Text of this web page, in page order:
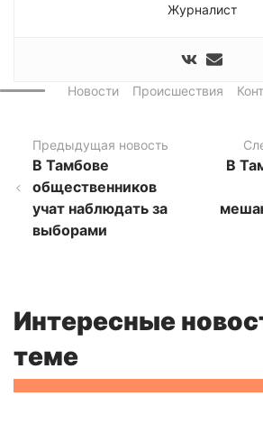
Журналист
Новости Происшествия
Предыдущая новость
В Тамбове
общественников
учат наблюдать за
выборами
В
Интересные
теме